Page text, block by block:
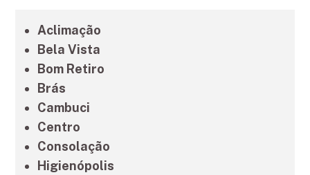
Litoral de São Paulo
Aclimação
Bela Vista
Bom Retiro
Brás
Cambuci
Centro
Consolação
Higienópolis